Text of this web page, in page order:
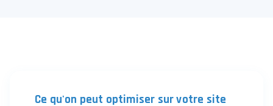
Ce qu'on peut optimiser sur votre site